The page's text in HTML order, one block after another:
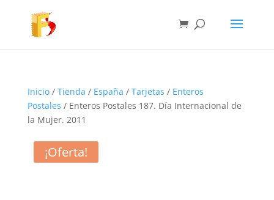
Inicio/ Tienda / España / Tarjetas / Enteros
Postales / Enteros Postales 187. Día Internacional de
la Mujer. 2011
¡Oferta!